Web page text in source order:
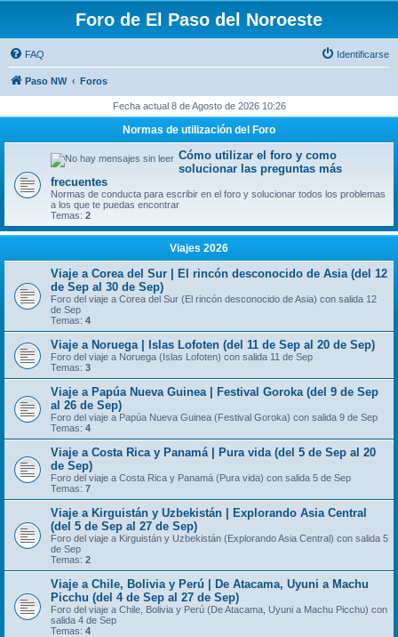
Foro de El Paso del Noroeste
FAQ Identificarse
Paso NW Foros
Fecha actual 8 de Agosto de 2026 10:26
Normas de utilización del Foro
Cómo utilizar el foro y como
solucionar las preguntas más
frecuentes
Normas de conducta para escribir en el foro y solucionar todos los problemas
a los que te puedas encontrar
Temas: 2
Viajes 2026
Viaje a Corea del Sur | El rincón desconocido de Asia (del 12
de Sep al 30 de Sep)
Foro del viaje a Corea del Sur (El rincón desconocido de Asia) con salida 12
de Sep
Temas: 4
Viaje a Noruega | Islas Lofoten (del 11 de Sep al 20 de Sep)
Foro del viaje a Noruega (Islas Lofoten) con salida 11 de Sep
Temas: 3
Viaje a Papúa Nueva Guinea | Festival Goroka (del 9 de Sep
al 26 de Sep)
Foro del viaje a Papúa Nueva Guinea (Festival Goroka) con salida 9 de Sep
Temas: 4
Viaje a Costa Rica y Panamá | Pura vida (del 5 de Sep al 20
de Sep)
Foro del viaje a Costa Rica y Panamá (Pura vida) con salida 5 de Sep
Temas: 7
Viaje a Kirguistán y Uzbekistán | Explorando Asia Central
(del 5 de Sep al 27 de Sep)
Foro del viaje a Kirguistán y Uzbekistán (Explorando Asia Central) con salida 5
de Sep
Temas: 2
Viaje a Chile, Bolivia y Perú | De Atacama, Uyuni a Machu
Picchu (del 4 de Sep al 27 de Sep)
Foro del viaje a Chile, Bolivia y Perú (De Atacama, Uyuni a Machu Picchu) con
salida 4 de Sep
Temas: 4